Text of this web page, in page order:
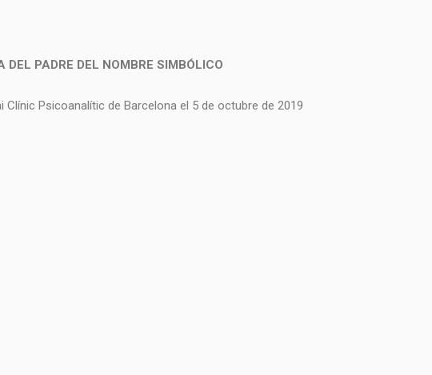
PADRE DEL NOMBRE SIMBÓLICO
Psicoanalític de Barcelona el 5 de octubre de 2019